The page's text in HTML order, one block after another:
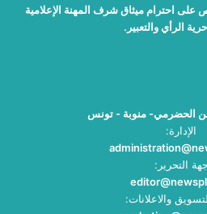
على احترام ميثاق شرف المهنة الإعلامية
الرأي والتعبير.
الإدارة:
جهة التحرير:
والاعلانات: